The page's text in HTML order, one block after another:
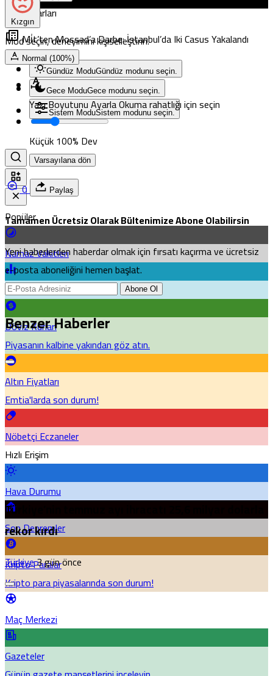
Mod Ayarları
Mod seçin, deneyimini kişiselleştirin.
Gündüz ModuGündüz modunu seçin.
Gece ModuGece modunu seçin.
Sistem ModuSistem modunu seçin.
Popüler
Namaz Vakitleri
Puan Durumu
Döviz Kurları
Piyasanın kalbine yakından göz atın.
Altın Fiyatları
Emtia'larda son durum!
Nöbetçi Eczaneler
Hızlı Erişim
Hava Durumu
Son Depremler
Kripto Paralar
Kripto para piyasalarında son durum!
Maç Merkezi
Gazeteler
Kızgın
Mi̇t’ten Mossad’a Darbe: İstanbul’da Iki Casus Yakalandı
Normal (100%)
Yazı Boyutunu AyarlaOkuma rahatlığı için seçin
Küçük100% Dev
Varsayılana dön
0 Paylaş
Tamamen Ücretsiz Olarak Bültenimize Abone Olabilirsin
Yeni haberlerden haberdar olmak için fırsatı kaçırma ve ücretsiz
e-posta aboneliğini hemen başlat.
Abone Ol
Benzer Haberler
Türkiye’nin temmuz ayı ihracatı 25,6 milyar dolarla
rekor kırdı
Türkiye3 gün önce